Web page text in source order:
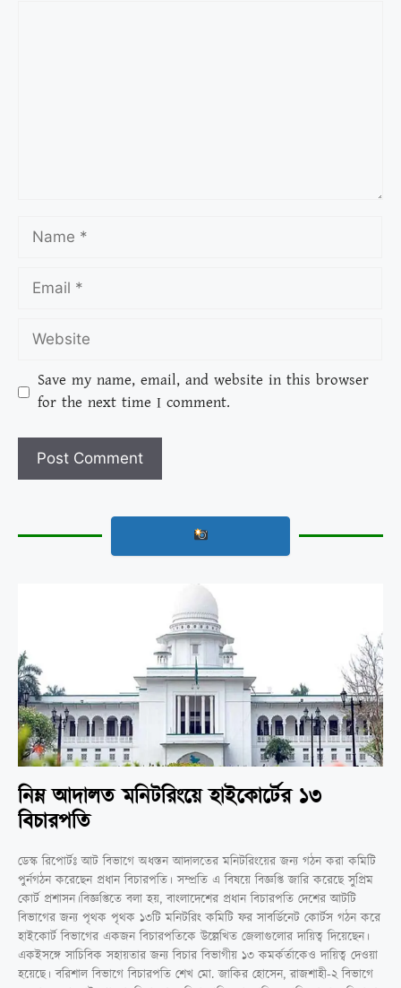
Save my name, email, and website in this browser
for the next time I comment.
নিম্ন আদালত মনিটরিংয়ে হাইকোর্টের ১৩
বিচারপতি
ডেস্ক রিপোর্টঃ আট বিভাগে অধস্তন আদালতের মনিটরিংয়ের জন্য গঠন করা কমিটি
পুর্নগঠন করেছেন প্রধান বিচারপতি। সম্প্রতি এ বিষয়ে বিজ্ঞপ্তি জারি করেছে সুপ্রিম
কোর্ট প্রশাসন।বিজ্ঞপ্তিতে বলা হয়, বাংলাদেশের প্রধান বিচারপতি দেশের আটটি
বিভাগের জন্য পৃথক পৃথক ১৩টি মনিটরিং কমিটি ফর সাবর্ডিনেট কোর্টস গঠন করে
হাইকোর্ট বিভাগের একজন বিচারপতিকে উল্লেখিত জেলাগুলোর দায়িত্ব দিয়েছেন।
একইসঙ্গে সাচিবিক সহায়তার জন্য বিচার বিভাগীয় ১৩ কমর্কর্তাকেও দায়িত্ব দেওয়া
হয়েছে। বরিশাল বিভাগে বিচারপতি শেখ মো. জাকির হোসেন, রাজশাহী-২ বিভাগে